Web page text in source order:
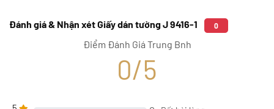
Đánh giá & Nhận xét Giấy dán tường J 9416-1 0
Điểm Đánh Giá Trung Bnh
0/5